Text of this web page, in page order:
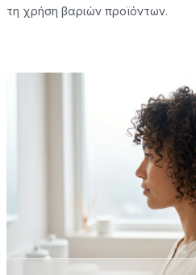
τη χρήση βαριών προϊόντων.